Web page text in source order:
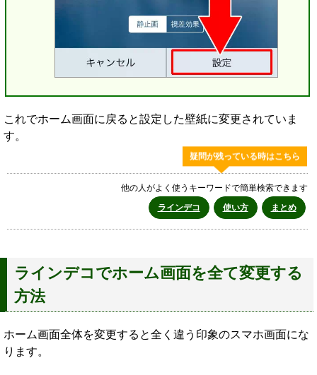
これでホーム画面に戻ると設定した壁紙に変更されていま
す。
疑問が残っている時はこちら
他の人がよく使うキーワードで簡単検索できます
ラインデコ
使い方 まとめ
ラインデコでホーム画面を全て変更する
方法
ホーム画面全体を変更すると全く違う印象のスマホ画面にな
ります。